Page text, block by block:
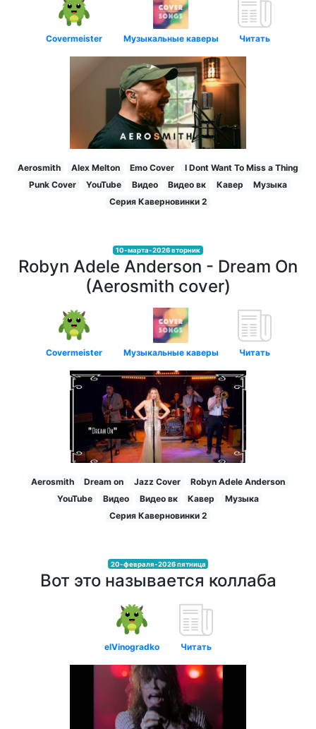
Covermeister Музыкальные каверы Читать
Aerosmith Alex Melton Emo Cover
I Dont Want To Miss a Thing
Punk Cover
YouTube Видео Видео вк Кавер
Музыка
Серия Каверновинки 2
10-марта-2026 вторник
Robyn Adele Anderson - Dream On
(Aerosmith cover)
Covermeister Музыкальные каверы Читать
Aerosmith Dream on Jazz Cover
Robyn Adele Anderson
YouTube
Видео Видео вк Кавер
Музыка
Серия Каверновинки 2
20-февраля-2026 пятница
Вот это называется коллаба
elVinogradko Читать